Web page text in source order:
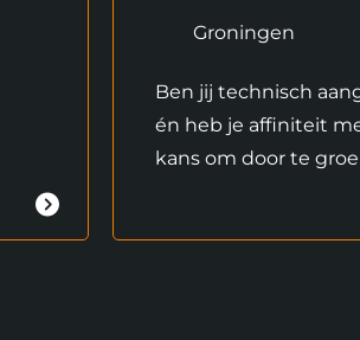
Groningen
Ben jij technisch
én heb je affiniteit
kans om door te